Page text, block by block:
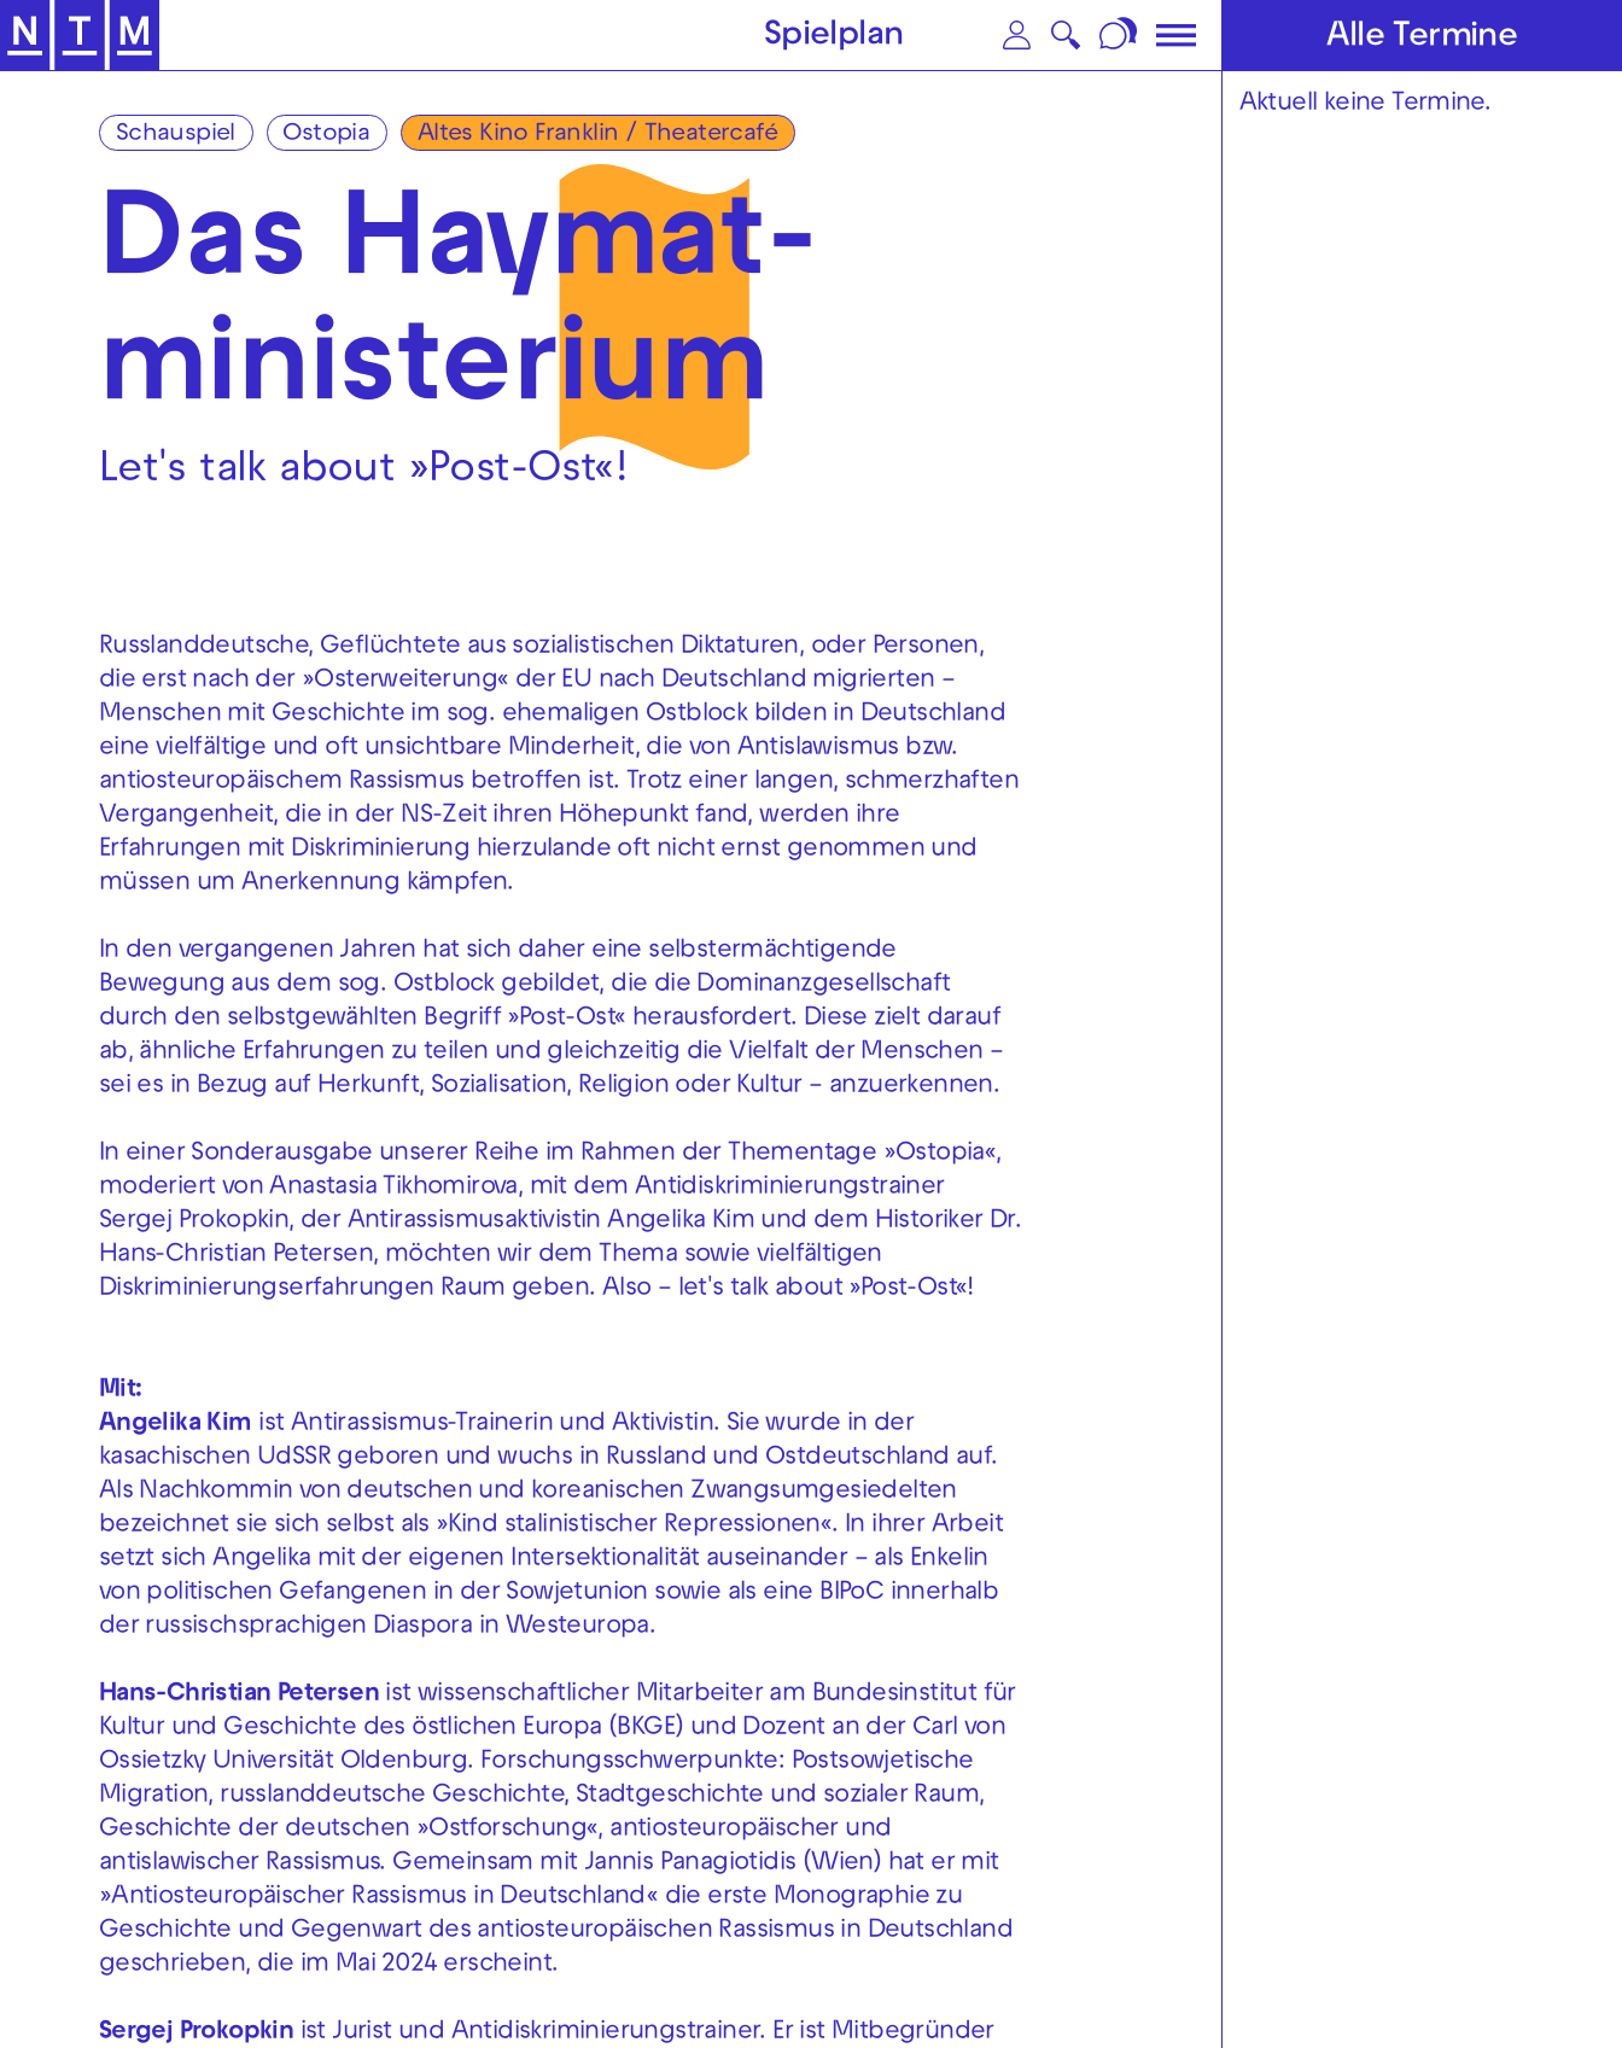
Zur Hauptnavigation springen Zum Hauptinhalt springen Zum Footer springen
Spielplan
Schauspiel Ostopia Altes Kino Franklin / Theatercafé
Das Haymat­
ministerium
Let's talk about »Post-Ost«!
Russlanddeutsche, Geflüchtete aus sozialistischen Diktaturen, oder Personen,
die erst nach der »Osterweiterung« der EU nach Deutschland migrierten –
Menschen mit Geschichte im sog. ehemaligen Ostblock bilden in Deutschland
eine vielfältige und oft unsichtbare Minderheit, die von Antislawismus bzw.
antiosteuropäischem Rassismus betroffen ist. Trotz einer langen, schmerzhaften
Vergangenheit, die in der NS-Zeit ihren Höhepunkt fand, werden ihre
Erfahrungen mit Diskriminierung hierzulande oft nicht ernst genommen und
müssen um Anerkennung kämpfen.
In den vergangenen Jahren hat sich daher eine selbstermächtigende
Bewegung aus dem sog. Ostblock gebildet, die die Dominanzgesellschaft
durch den selbstgewählten Begriff »Post-Ost« herausfordert. Diese zielt darauf
ab, ähnliche Erfahrungen zu teilen und gleichzeitig die Vielfalt der Menschen –
sei es in Bezug auf Herkunft, Sozialisation, Religion oder Kultur – anzuerkennen.
In einer Sonderausgabe unserer Reihe im Rahmen der Thementage »Ostopia«,
moderiert von Anastasia Tikhomirova, mit dem Antidiskriminierungstrainer
Sergej Prokopkin, der Antirassismusaktivistin Angelika Kim und dem Historiker Dr.
Hans-Christian Petersen, möchten wir dem Thema sowie vielfältigen
Diskriminierungserfahrungen Raum geben. Also – let's talk about »Post-Ost«!
Mit:
Angelika Kim ist Antirassismus-Trainerin und Aktivistin. Sie wurde in der
kasachischen UdSSR geboren und wuchs in Russland und Ostdeutschland auf.
Als Nachkommin von deutschen und koreanischen Zwangsumgesiedelten
bezeichnet sie sich selbst als »Kind stalinistischer Repressionen«. In ihrer Arbeit
setzt sich Angelika mit der eigenen Intersektionalität auseinander – als Enkelin
von politischen Gefangenen in der Sowjetunion sowie als eine BIPoC innerhalb
der russischsprachigen Diaspora in Westeuropa.
Hans-Christian Petersen ist wissenschaftlicher Mitarbeiter am Bundesinstitut für
Kultur und Geschichte des östlichen Europa (BKGE) und Dozent an der Carl von
Ossietzky Universität Oldenburg. Forschungsschwerpunkte: Postsowjetische
Migration, russlanddeutsche Geschichte, Stadtgeschichte und sozialer Raum,
Geschichte der deutschen »Ostforschung«, antiosteuropäischer und
antislawischer Rassismus. Gemeinsam mit Jannis Panagiotidis (Wien) hat er mit
»Antiosteuropäischer Rassismus in Deutschland« die erste Monographie zu
Geschichte und Gegenwart des antiosteuropäischen Rassismus in Deutschland
geschrieben, die im Mai 2024 erscheint.
Sergej Prokopkin ist Jurist und Antidiskriminierungstrainer. Er ist Mitbegründer
Alle Termine
Aktuell keine Termine.